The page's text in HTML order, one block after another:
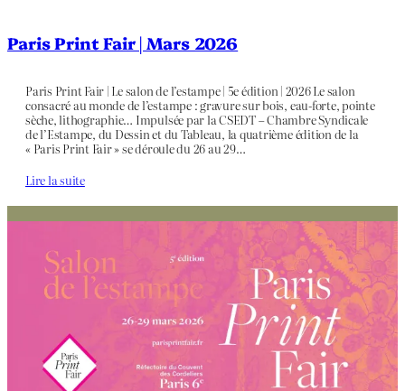
Paris Print Fair | Mars 2026
Paris Print Fair | Le salon de l’estampe | 5e édition | 2026 Le salon
consacré au monde de l’estampe : gravure sur bois, eau-forte, pointe
sèche, lithographie… Impulsée par la CSEDT – Chambre Syndicale
de l’Estampe, du Dessin et du Tableau, la quatrième édition de la
« Paris Print Fair » se déroule du 26 au 29…
Lire la suite